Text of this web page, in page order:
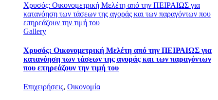
Χρυσός: Οικονομετρική Μελέτη από την ΠΕΙΡΑΙΩΣ για
κατανόηση των τάσεων της αγοράς και των παραγόντων που
επηρεάζουν την τιμή του
Gallery
Χρυσός: Οικονομετρική Μελέτη από την ΠΕΙΡΑΙΩΣ για
κατανόηση των τάσεων της αγοράς και των παραγόντων
που επηρεάζουν την τιμή του
Επιχειρήσεις, Οικονομία